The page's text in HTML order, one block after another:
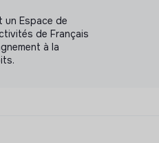
un Espace de
de Français
à la